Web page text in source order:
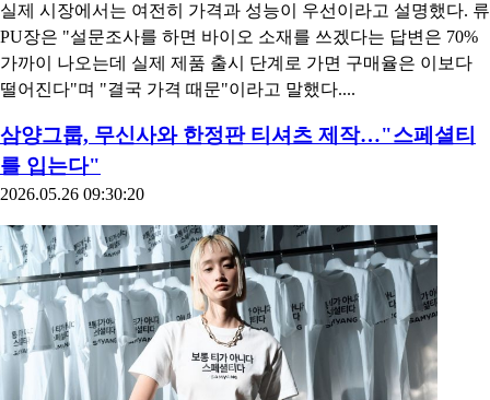
실제 시장에서는 여전히 가격과 성능이 우선이라고 설명했다. 류
PU장은 "설문조사를 하면 바이오 소재를 쓰겠다는 답변은 70%
가까이 나오는데 실제 제품 출시 단계로 가면 구매율은 이보다
떨어진다"며 "결국 가격 때문"이라고 말했다....
삼양그룹, 무신사와 한정판 티셔츠 제작…"스페셜티
를 입는다"
2026.05.26 09:30:20